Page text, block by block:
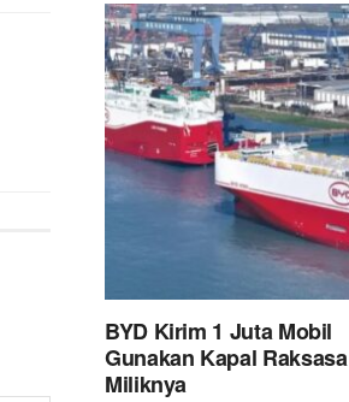
BYD Kirim 1 Juta Mobil
Gunakan Kapal Raksasa
Miliknya